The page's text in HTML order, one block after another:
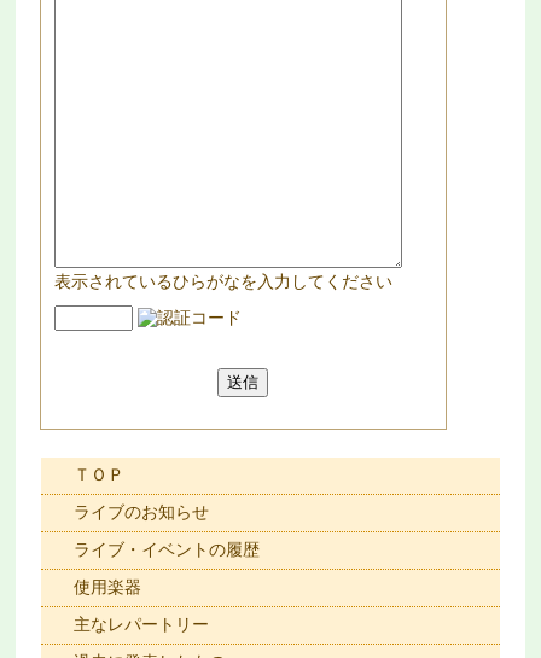
表示されているひらがなを入力してください
ＴＯＰ
ライブのお知らせ
ライブ・イベントの履歴
使用楽器
主なレパートリー